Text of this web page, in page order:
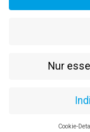
Join Us!
Wenn Sie Teil eines
werden möchten
heute! Wir freuen
: alltours
Nur
Cookie-